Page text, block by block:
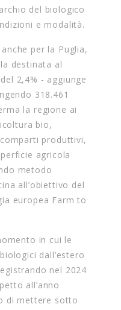
del biologico
e modalità.
per la Puglia,
destinata al
2,4% - aggiunge
318.461
la regione ai
bio,
produttivi,
agricola
metodo
all’obiettivo del
europea Farm to
in cui le
dall’estero
nel 2024
all’anno
di mettere sotto